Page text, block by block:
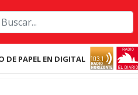
DE PAPEL EN DIGITAL